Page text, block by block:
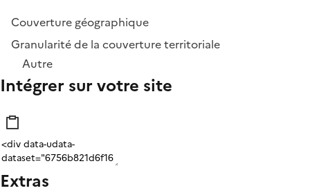
Couverture géographique
Granularité de la couverture territoriale
Autre
Intégrer sur votre site
Extras